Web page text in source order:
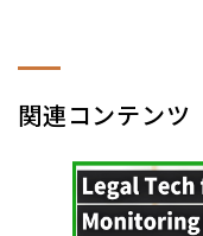
関連コンテンツ